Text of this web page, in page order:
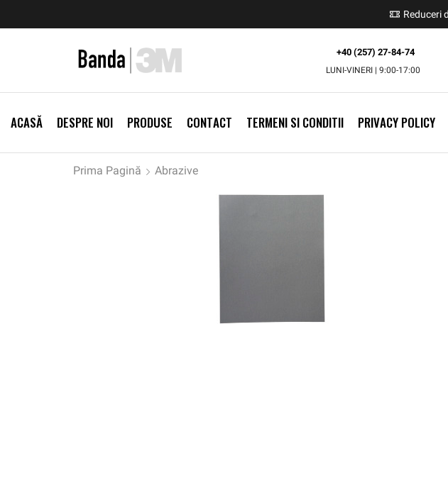
Reduceri
+40 (257) 27-84-74
LUNI-VINERI | 9:00-17:00
ACASĂ DESPRE NOI PRODUSE CONTACT TERMENI SI CONDITII PRIVACY POLICY
Prima Pagină Abrazive